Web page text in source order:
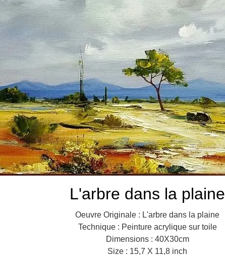
L'arbre dans la plaine
Oeuvre Originale : L'arbre dans la plaine
Technique : Peinture acrylique sur toile
Dimensions : 40X30cm
Size : 15,7 X 11,8 inch